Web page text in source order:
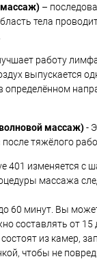
–
тела
работу
выпускается
массаж)-
тяжёлого
401 изменяется с
массажа
60 минут. Вы
составлять от 15
из камер,
чтобы не